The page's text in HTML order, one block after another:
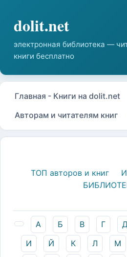
Главная - Книги на dolit.net
Авторам и читателям книг
ТОП авторов и книг
А Б В Г
И
Й К Л М